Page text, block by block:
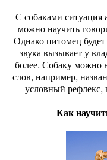
С собаками ситуация
можно научить
Однако питомец
звука вызывает у
более. Собаку можно
слов, например,
условный рефлекс,
Как